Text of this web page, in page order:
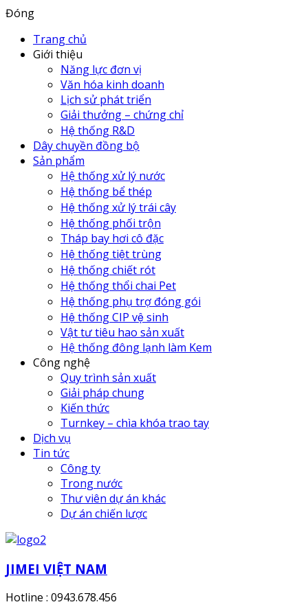
Đóng
Trang chủ
Giới thiệu
Năng lực đơn vị
Văn hóa kinh doanh
Lịch sử phát triển
Giải thưởng – chứng chỉ
Hệ thống R&D
Dây chuyền đồng bộ
Sản phẩm
Hệ thống xử lý nước
Hệ thống bể thép
Hệ thống xử lý trái cây
Hệ thống phối trộn
Tháp bay hơi cô đặc
Hệ thống tiệt trùng
Hệ thống chiết rót
Hệ thống thổi chai Pet
Hệ thống phụ trợ đóng gói
Hệ thống CIP vệ sinh
Vật tư tiêu hao sản xuất
Hệ thống đông lạnh làm Kem
Công nghệ
Quy trình sản xuất
Giải pháp chung
Kiến thức
Turnkey – chìa khóa trao tay
Dịch vụ
Tin tức
Công ty
Trong nước
Thư viên dự án khác
Dự án chiến lược
JIMEI VIỆT NAM
Hotline : 0943.678.456